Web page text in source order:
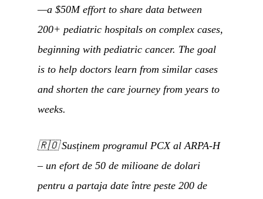
—a $50M effort to share data between
200+ pediatric hospitals on complex cases,
beginning with pediatric cancer. The goal
is to help doctors learn from similar cases
and shorten the care journey from years to
weeks.
🇷🇴Susținem programul PCX al ARPA-H
– un efort de 50 de milioane de dolari
pentru a partaja date între peste 200 de